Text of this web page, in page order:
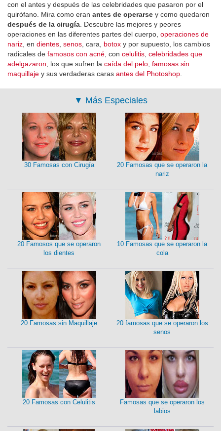
con el antes y después de las celebridades que pasaron por el
quirófano. Mira como eran antes de operarse y como quedaron
después de la cirugía . Descubre las mejores y peores
operaciones en las diferentes partes del cuerpo, operaciones de
nariz , en dientes senos , cara, botox y por supuesto, los cambios
radicales de famosos con acné , con celulitis celebridades que
adelgazaron , los que sufren la caída del pelo famosas sin
maquillaje y sus verdaderas caras antes del Photoshop
▼ Más Especiales
30 Famosas con Cirugía
20 Famosas que se operaron la
nariz
20 Famosos que se operaron
los dientes
10 Famosas que se operaron la
cola
20 Famosas sin Maquillaje
20 famosas que se operaron los
senos
20 Famosas con Celulitis
Famosas que se operaron los
labios